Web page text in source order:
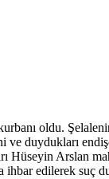
oldu.
ve duydukları
Arslan
ihbar edilerek